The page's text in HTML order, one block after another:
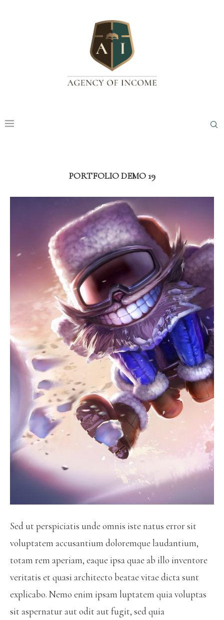
PORTFOLIO DEMO 19
Sed ut perspiciatis unde omnis iste natus error sit
voluptatem accusantium doloremque laudantium,
totam rem aperiam, eaque ipsa quae ab illo inventore
veritatis et quasi architecto beatae vitae dicta sunt
explicabo. Nemo enim ipsam luptatem quia voluptas
sit aspernatur aut odit aut fugit, sed quia